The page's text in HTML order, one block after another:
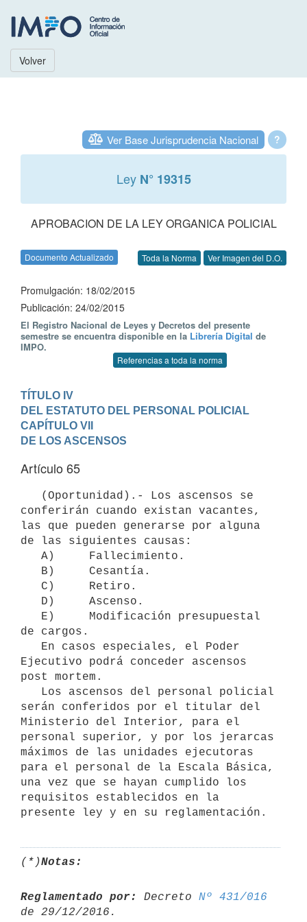
Volver
?
Ver Base Jurisprudencia Nacional
Ley N° 19315
APROBACION DE LA LEY ORGANICA POLICIAL
Documento Actualizado Toda la Norma Ver Imagen del D.O.
Promulgación: 18/02/2015
Publicación: 24/02/2015
El Registro Nacional de Leyes y Decretos del presente
semestre se encuentra disponible en la Librería Digital de
IMPO.
Referencias a toda la norma
TÍTULO IV
DEL ESTATUTO DEL PERSONAL POLICIAL
CAPÍTULO VII
DE LOS ASCENSOS
Artículo 65
conferirán cuando existan vacantes,
las que pueden generarse por alguna
de las siguientes causas:
de cargos.
Ejecutivo podrá conceder ascensos
post mortem.
serán conferidos por el titular del
Ministerio del Interior, para el
personal superior, y por los jerarcas
máximos de las unidades ejecutoras
para el personal de la Escala Básica,
una vez que se hayan cumplido los
requisitos establecidos en la
(*)Notas:
Reglamentado por: Decreto Nº 431/016